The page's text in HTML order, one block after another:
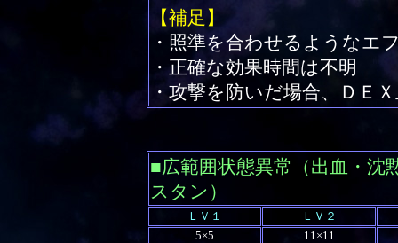
【補足】
・照準を合わせるようなエ
・正確な効果時間は不明
・攻撃を防いだ場合、ＤＥ
■広範囲状態異常（出血・沈
スタン）
ＬＶ１
ＬＶ２
5×5
11×11